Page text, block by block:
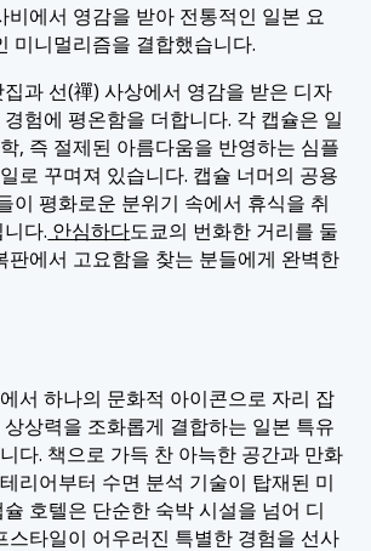
비에서 영감을 받아 전통적인 일본 요
미니멀리즘을 결합했습니다.
과 선(禪) 사상에서 영감을 받은 디자
험에 평온함을 더합니다. 각 캡슐은 일
, 즉 절제된 아름다움을 반영하는 심플
로 꾸며져 있습니다. 캡슐 너머의 공용
이 평화로운 분위기 속에서 휴식을 취
다. 안심하다도쿄의 번화한 거리를 둘
판에서 고요함을 찾는 분들에게 완벽한
서 하나의 문화적 아이콘으로 자리 잡
상력을 조화롭게 결합하는 일본 특유
다. 책으로 가득 찬 아늑한 공간과 만화
리어부터 수면 분석 기술이 탑재된 미
호텔은 단순한 숙박 시설을 넘어 디
스타일이 어우러진 특별한 경험을 선사